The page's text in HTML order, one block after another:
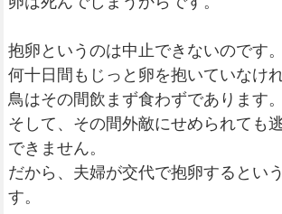
抱卵というのは中止できないのです。
何十日間もじっと卵を抱いていなけ
鳥はその間飲まず食わずであります。
そして、その間外敵にせめられても
できません。
だから、夫婦が交代で抱卵するとい
す。